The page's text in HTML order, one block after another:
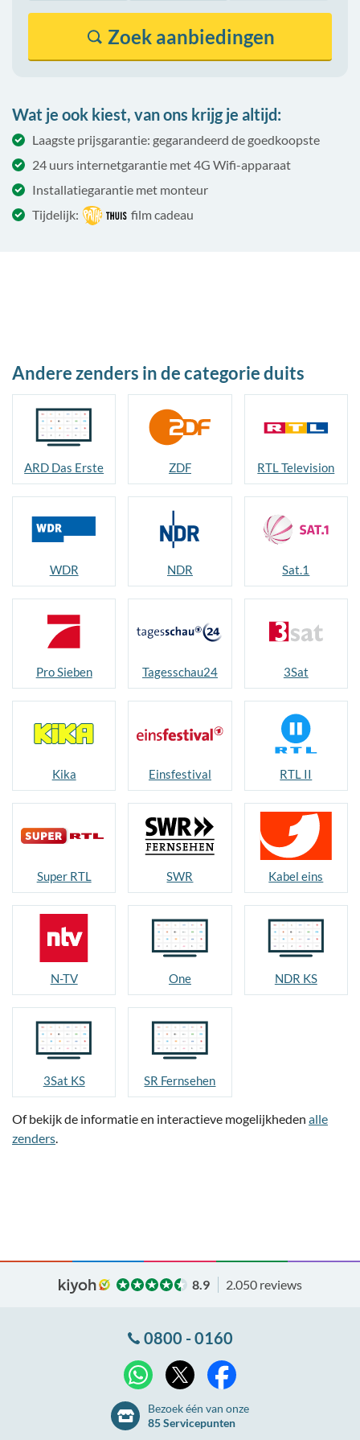
Zoek aanbiedingen
Wat je ook kiest, van ons krijg je altijd:
Laagste prijsgarantie: gegarandeerd de goedkoopste
24 uurs internetgarantie met 4G Wifi-apparaat
Installatiegarantie met monteur
Tijdelijk:
film cadeau
Andere zenders in de categorie duits
ARD Das Erste ZDF RTL Television
WDR NDR Sat.1
Pro Sieben Tagesschau24 3Sat
Kika Einsfestival RTL II
Super RTL SWR Kabel eins
N-TV One NDR KS
3Sat KS SR Fernsehen
Of bekijk de informatie en interactieve mogelijkheden alle
zenders.
8.9 2.050 reviews
0800 - 0160
WhatsApp
Bezoek één van onze
85 Servicepunten